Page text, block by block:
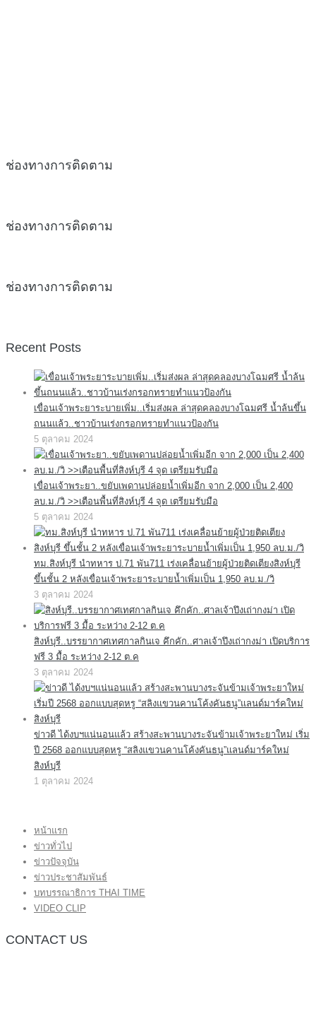
ช่องทางการติดตาม
ช่องทางการติดตาม
ช่องทางการติดตาม
Recent Posts
เขื่อนเจ้าพระยาระบายเพิ่ม..เริ่มส่งผล ล่าสุดคลองบางโฉมศรี น้ำล้นขึ้น
ถนนแล้ว..ชาวบ้านเร่งกรอกทรายทำแนวป้องกัน
5 ตุลาคม 2024
เขื่อนเจ้าพระยา..ขยับเพดานปล่อยน้ำเพิ่มอีก จาก 2,000 เป็น 2,400
ลบ.ม./วิ >>เตือนพื้นที่สิงห์บุรี 4 จุด เตรียมรับมือ
5 ตุลาคม 2024
ทม.สิงห์บุรี นำทหาร ป.71 พัน711 เร่งเคลื่อนย้ายผู้ป่วยติดเตียงสิงห์บุรี
ขึ้นชั้น 2 หลังเขื่อนเจ้าพระยาระบายน้ำเพิ่มเป็น 1,950 ลบ.ม./วิ
3 ตุลาคม 2024
สิงห์บุรี..บรรยากาศเทศกาลกินเจ คึกคัก..ศาลเจ้าปึงเถ่ากงม่า เปิดบริการ
ฟรี 3 มื้อ ระหว่าง 2-12 ต.ค
3 ตุลาคม 2024
ข่าวดี ได้งบฯแน่นอนแล้ว สร้างสะพานบางระจันข้ามเจ้าพระยาใหม่ เริ่ม
ปี 2568 ออกแบบสุดหรู “สลิงแขวนคานโค้งคันธนู”แลนด์มาร์คใหม่
สิงห์บุรี
1 ตุลาคม 2024
หน้าแรก
ข่าวทั่วไป
ข่าวปัจจุบัน
ข่าวประชาสัมพันธ์
บทบรรณาธิการ THAI TIME
VIDEO CLIP
CONTACT US